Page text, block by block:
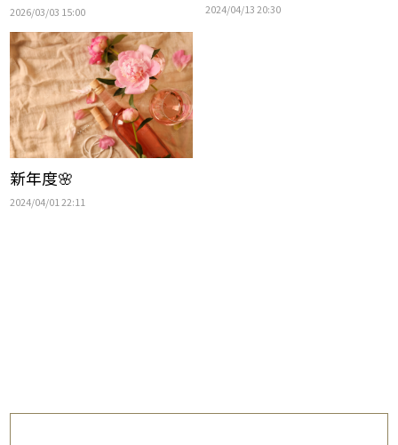
2026/03/03 15:00 2024/04/13 20:30
新年度🌸
2024/04/01 22:11